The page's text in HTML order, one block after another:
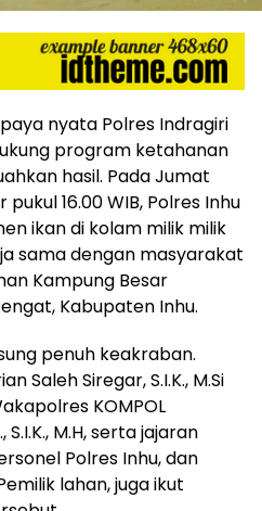
nyata Polres Indragiri
program ketahanan
hasil. Pada Jumat
16.00 WIB, Polres Inhu
ikan di kolam milik milik
sama dengan masyarakat
Kampung Besar
Kabupaten Inhu.
penuh keakraban.
Saleh Siregar, S.I.K., M.Si
KOMPOL
M.H, serta jajaran
Polres Inhu, dan
lahan, juga ikut